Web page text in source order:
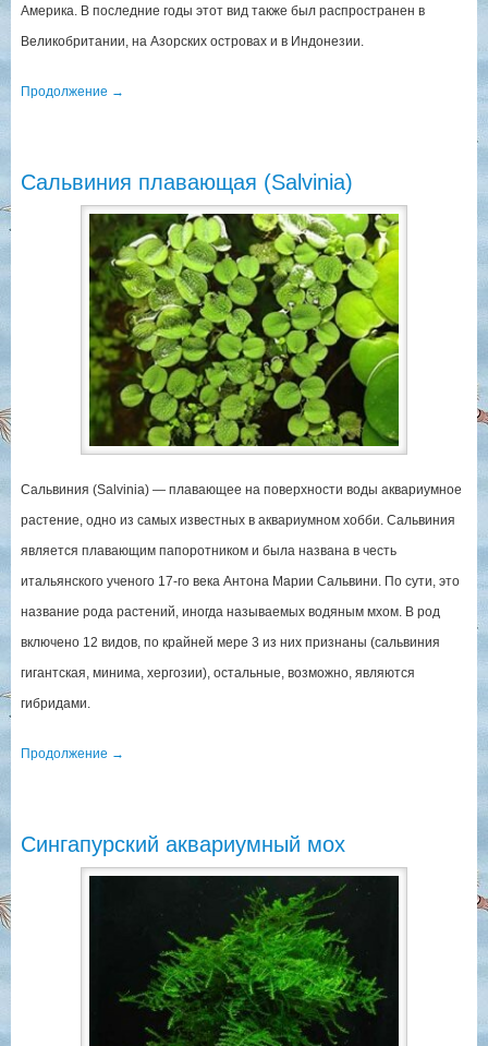
Америка. В последние годы этот вид также был распространен в
Великобритании, на Азорских островах и в Индонезии.
Продолжение →
Сальвиния плавающая (Salvinia)
Сальвиния (Salvinia) — плавающее на поверхности воды аквариумное
растение, одно из самых известных в аквариумном хобби. Сальвиния
является плавающим папоротником и была названа в честь
итальянского ученого 17-го века Антона Марии Сальвини. По сути, это
название рода растений, иногда называемых водяным мхом. В род
включено 12 видов, по крайней мере 3 из них признаны (сальвиния
гигантская, минима, хергозии), остальные, возможно, являются
гибридами.
Продолжение →
Сингапурский аквариумный мох